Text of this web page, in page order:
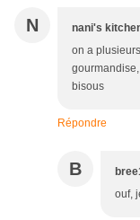
N nani's
on a
bisous
Répondre
B
ouf,